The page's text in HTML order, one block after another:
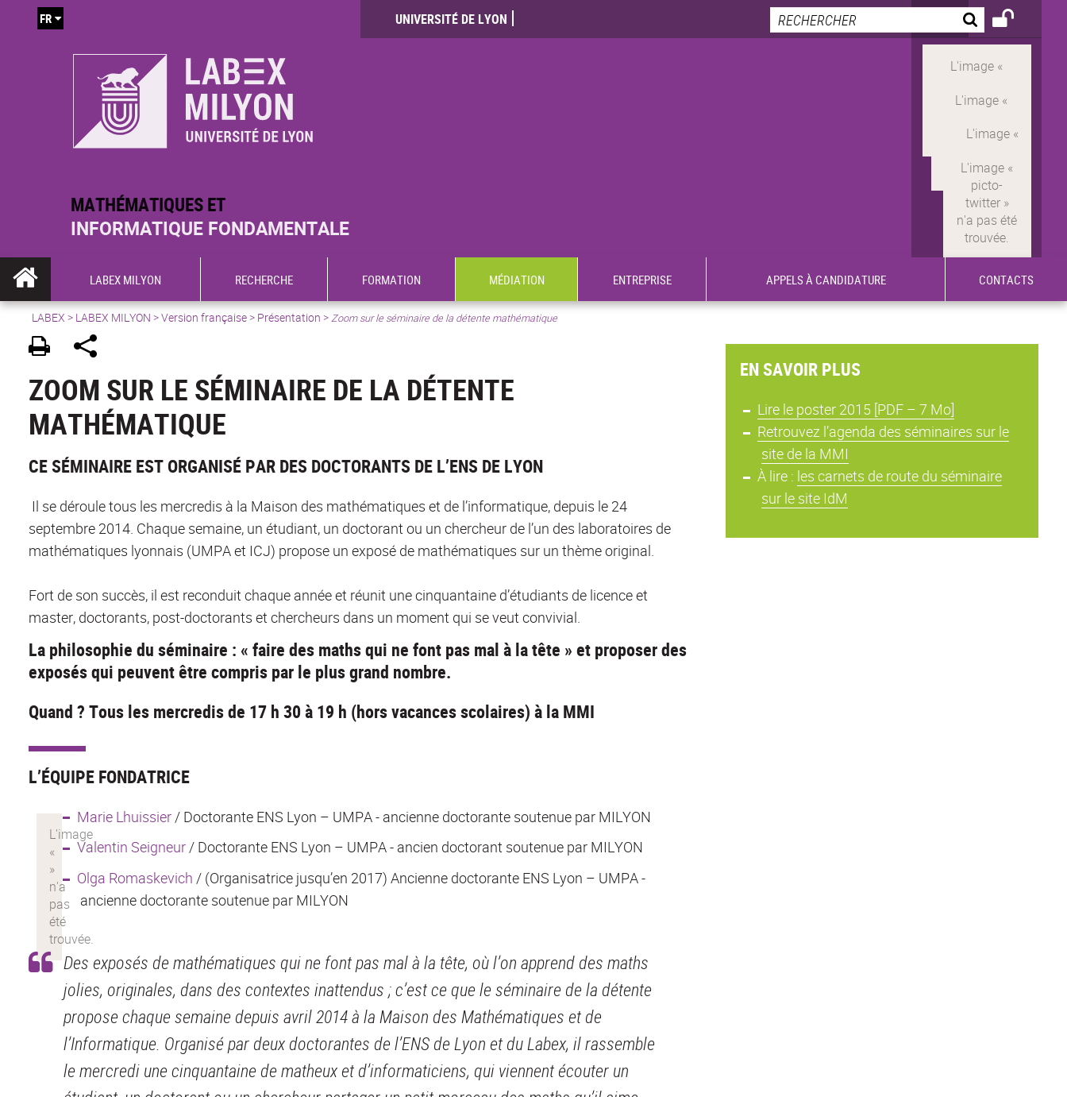
MATHÉMATIQUES ET
INFORMATIQUE FONDAMENTALE
UNIVERSITÉ DE LYON
FR
LABEX MILYON RECHERCHE FORMATION MÉDIATION ENTREPRISE APPELS À CANDIDATURE CONTACTS
LABEX > LABEX MILYON >Version française> Présentation >Zoom sur le séminaire de la détente mathématique
ZOOM SUR LE SÉMINAIRE DE LA DÉTENTE
MATHÉMATIQUE
CE SÉMINAIRE EST ORGANISÉ PAR DES DOCTORANTS DE L’ENS DE LYON
Il se déroule tous les mercredis à la Maison des mathématiques et de l’informatique, depuis le 24
septembre 2014. Chaque semaine, un étudiant, un doctorant ou un chercheur de l’un des laboratoires de
mathématiques lyonnais (UMPA et ICJ) propose un exposé de mathématiques sur un thème original.
Fort de son succès, il est reconduit chaque année et réunit une cinquantaine d’étudiants de licence et
master, doctorants, post-doctorants et chercheurs dans un moment qui se veut convivial.
La philosophie du séminaire : « faire des maths qui ne font pas mal à la tête » et proposer des
exposés qui peuvent être compris par le plus grand nombre.
Quand ? Tous les mercredis de 17 h 30 à 19 h (hors vacances scolaires) à la MMI
L’ÉQUIPE FONDATRICE
Marie Lhuissier / Doctorante ENS Lyon – UMPA - ancienne doctorante soutenue par MILYON
Valentin Seigneur/ Doctorante ENS Lyon – UMPA - ancien doctorant soutenue par MILYON
Olga Romaskevich / (Organisatrice jusqu’en 2017) Ancienne doctorante ENS Lyon – UMPA -
ancienne doctorante soutenue par MILYON
Des exposés de mathématiques qui ne font pas mal à la tête, où l’on apprend des maths
jolies, originales, dans des contextes inattendus ; c’est ce que le séminaire de la détente
propose chaque semaine depuis avril 2014 à la Maison des Mathématiques et de
l’Informatique. Organisé par deux doctorantes de l’ENS de Lyon et du Labex, il rassemble
le mercredi une cinquantaine de matheux et d’informaticiens, qui viennent écouter un
EN SAVOIR PLUS
Lire le poster 2015 [PDF – 7 Mo]
Retrouvez l’agenda des séminaires sur le
site de la MMI
À lire : les carnets de route du séminaire
sur le site IdM